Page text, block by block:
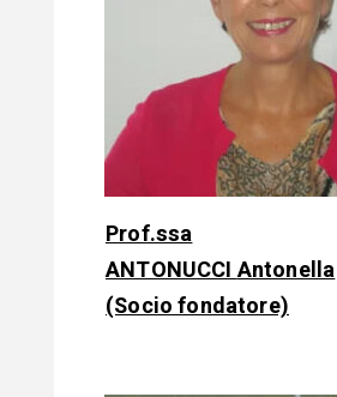
Prof.ssa
ANTONUCCIAntonella
(Socio fondatore)